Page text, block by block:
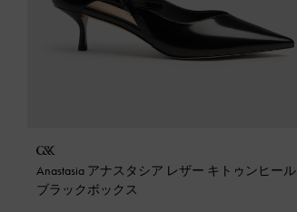
Anastasia アナスタシア レザー キトゥンヒール
ブラックボックス